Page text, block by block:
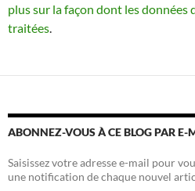
plus sur la façon dont les données
traitées.
ABONNEZ-VOUS À CE BLOG PAR E-
Saisissez votre adresse e-mail pour
une notification de chaque nouvel